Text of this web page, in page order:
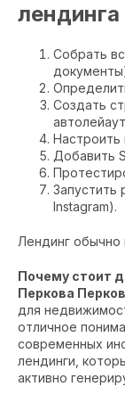
лендинга
Собрать
Создать
Настроить
Добавить
Запустить
Instagram).
Лендинг обычно
Почему стоит
Перкова
для
отличное
современных
лендинги,
активно